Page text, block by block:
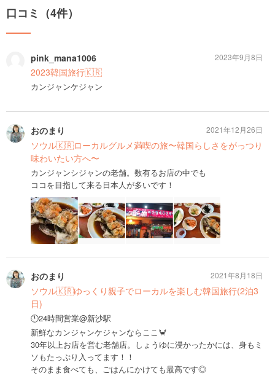
口コミ（4件）
pink_mana1006
2023韓国旅行🇰🇷
カンジャンケジャン
2023年9月8日
おのまり
ソウル🇰🇷ローカルグルメ満喫の旅〜韓国らしさをがっつり
味わいたい方へ〜
カンジャンシジャンの老舗。数有るお店の中でも
ココを目指して来る日本人が多いです！
2021年12月26日
おのまり
ソウル🇰🇷ゆっくり親子でローカルを楽しむ韓国旅行(2泊3
日)
🕛24時間営業@新沙駅
新鮮なカンジャンケジャンならここ🦀
30年以上お店を営む老舗店。しょうゆに浸かったかには、身もミ
ソもたっぷり入ってます！！
そのまま食べても、ごはんにかけても最高です◎
2021年8月18日